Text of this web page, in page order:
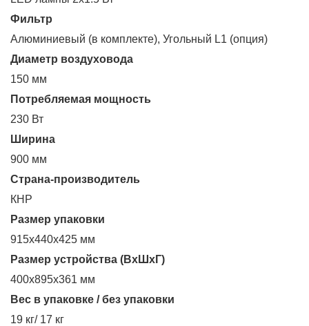
Фильтр
Алюминиевый (в комплекте), Угольный L1 (опция)
Диаметр воздуховода
150 мм
Потребляемая мощность
230 Вт
Ширина
900 мм
Страна-производитель
КНР
Размер упаковки
915х440х425 мм
Размер устройства (ВхШхГ)
400х895х361 мм
Вес в упаковке / без упаковки
19 кг/ 17 кг